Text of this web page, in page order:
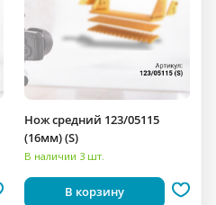
Нож средний 123/05115
(16мм) (S)
В наличии 3 шт.
В корзину